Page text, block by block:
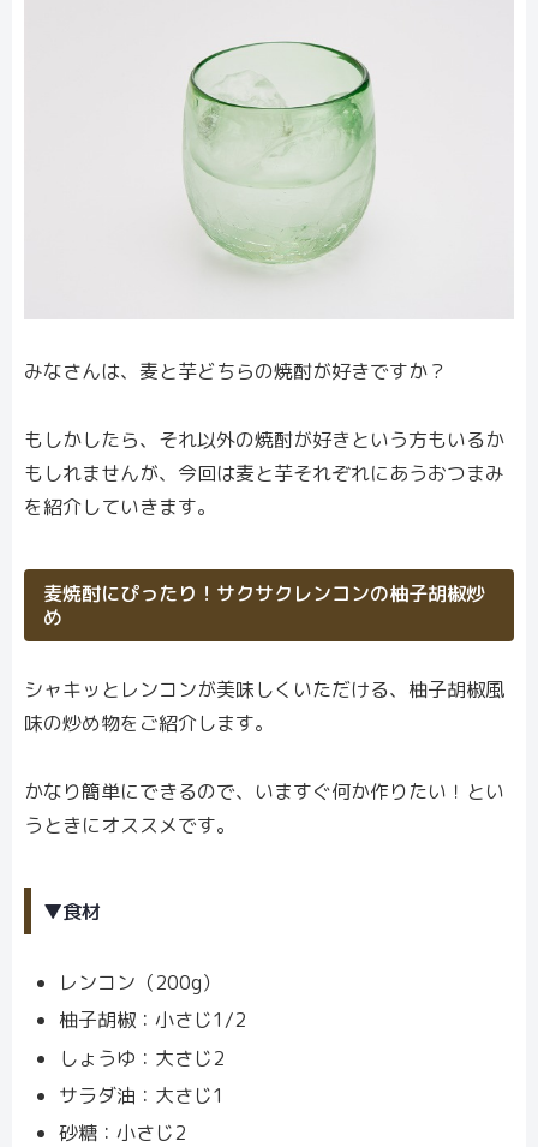
みなさんは、麦と芋どちらの焼酎が好きですか？
もしかしたら、それ以外の焼酎が好きという方もいるか
もしれませんが、今回は麦と芋それぞれにあうおつまみ
を紹介していきます。
麦焼酎にぴったり！サクサクレンコンの柚子胡椒炒
め
シャキッとレンコンが美味しくいただける、柚子胡椒風
味の炒め物をご紹介します。
かなり簡単にできるので、いますぐ何か作りたい！とい
うときにオススメです。
▼食材
レンコン（200g）
柚子胡椒：小さじ1/2
しょうゆ：大さじ2
サラダ油：大さじ1
砂糖：小さじ2